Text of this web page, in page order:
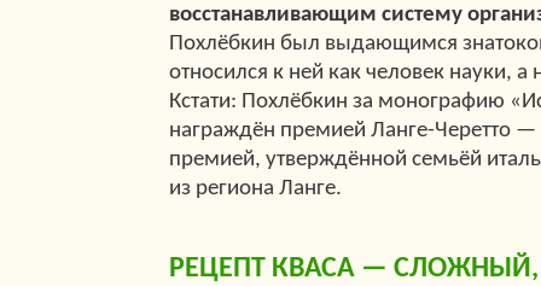
восстанавливающим систему
Похлёбкин был выдающимся
относился к ней как человек науки, а
Кстати: Похлёбкин за монографию
награждён премией Ланге-Черетто
премией, утверждённой семьёй
из региона Ланге.
РЕЦЕПТ КВАСА —